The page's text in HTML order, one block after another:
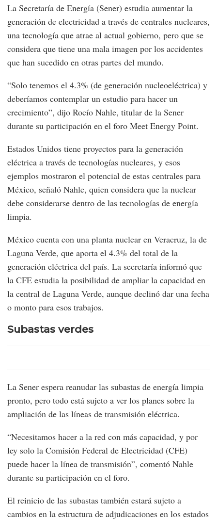
La Secretaría de Energía (Sener) estudia aumentar la
generación de electricidad a través de centrales nucleares,
una tecnología que atrae al actual gobierno, pero que se
considera que tiene una mala imagen por los accidentes
que han sucedido en otras partes del mundo.
“Solo tenemos el 4.3% (de generación nucleoeléctrica) y
deberíamos contemplar un estudio para hacer un
crecimiento”, dijo Rocío Nahle, titular de la Sener
durante su participación en el foro Meet Energy Point.
Estados Unidos tiene proyectos para la generación
eléctrica a través de tecnologías nucleares, y esos
ejemplos mostraron el potencial de estas centrales para
México, señaló Nahle, quien considera que la nuclear
debe considerarse dentro de las tecnologías de energía
limpia.
México cuenta con una planta nuclear en Veracruz, la de
Laguna Verde, que aporta el 4.3% del total de la
generación eléctrica del país. La secretaría informó que
la CFE estudia la posibilidad de ampliar la capacidad en
la central de Laguna Verde, aunque declinó dar una fecha
o monto para esos trabajos.
Subastas verdes
La Sener espera reanudar las subastas de energía limpia
pronto, pero todo está sujeto a ver los planes sobre la
ampliación de las líneas de transmisión eléctrica.
“Necesitamos hacer a la red con más capacidad, y por
ley solo la Comisión Federal de Electricidad (CFE)
puede hacer la línea de transmisión”, comentó Nahle
durante su participación en el foro.
El reinicio de las subastas también estará sujeto a
cambios en la estructura de adjudicaciones en los estados